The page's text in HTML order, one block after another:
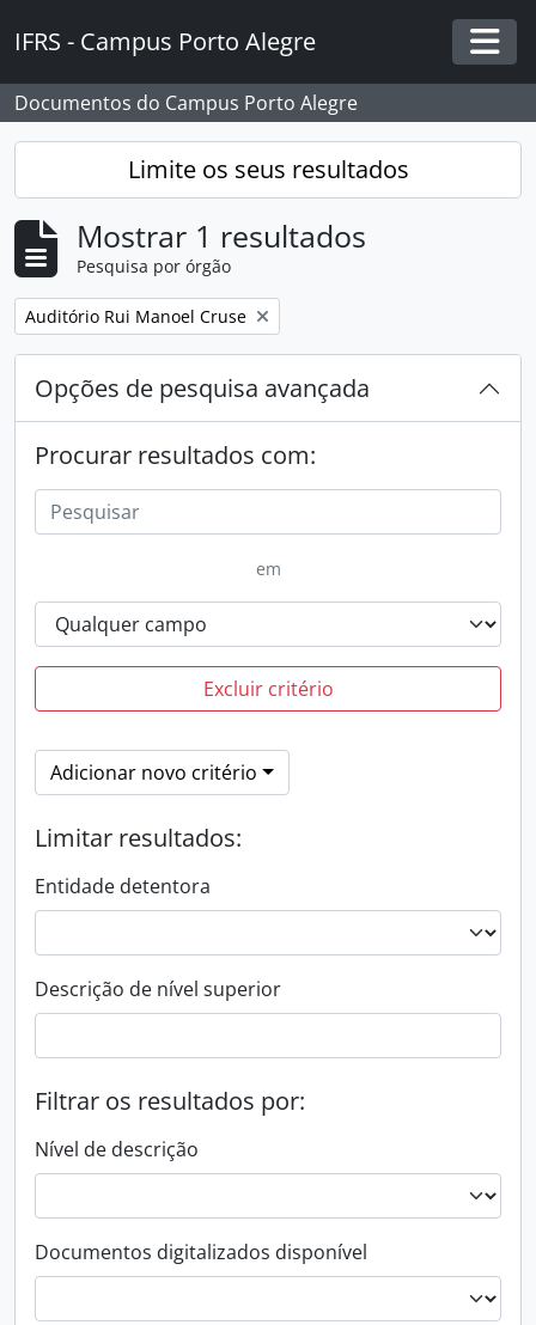
IFRS - Campus Porto Alegre
Documentos do Campus Porto Alegre
Limite os seus resultados
Mostrar 1 resultados
Pesquisa por órgão
Remover filtro:
Auditório Rui Manoel Cruse
Opções de pesquisa avançada
Procurar resultados com:
em
Excluir critério
Adicionar novo critério
Limitar resultados:
Entidade detentora
Descrição de nível superior
Filtrar os resultados por:
Nível de descrição
Documentos digitalizados disponível